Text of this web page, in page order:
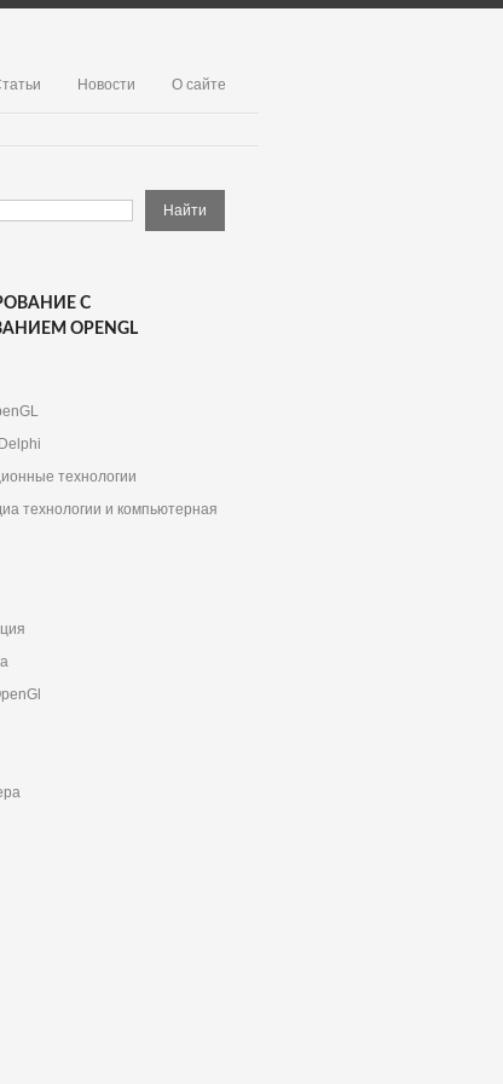
Новости О сайте
С
OPENGL
технологии
технологии и компьютерная